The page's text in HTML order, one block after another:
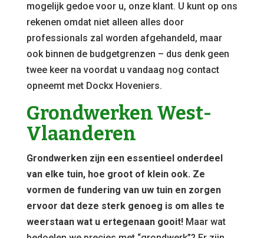
mogelijk gedoe voor u, onze klant. U kunt op ons
rekenen omdat niet alleen alles door
professionals zal worden afgehandeld, maar
ook binnen de budgetgrenzen – dus denk geen
twee keer na voordat u vandaag nog contact
opneemt met Dockx Hoveniers.
Grondwerken West-
Vlaanderen
Grondwerken zijn een essentieel onderdeel
van elke tuin, hoe groot of klein ook. Ze
vormen de fundering van uw tuin en zorgen
ervoor dat deze sterk genoeg is om alles te
weerstaan wat u ertegenaan gooit!Maar wat